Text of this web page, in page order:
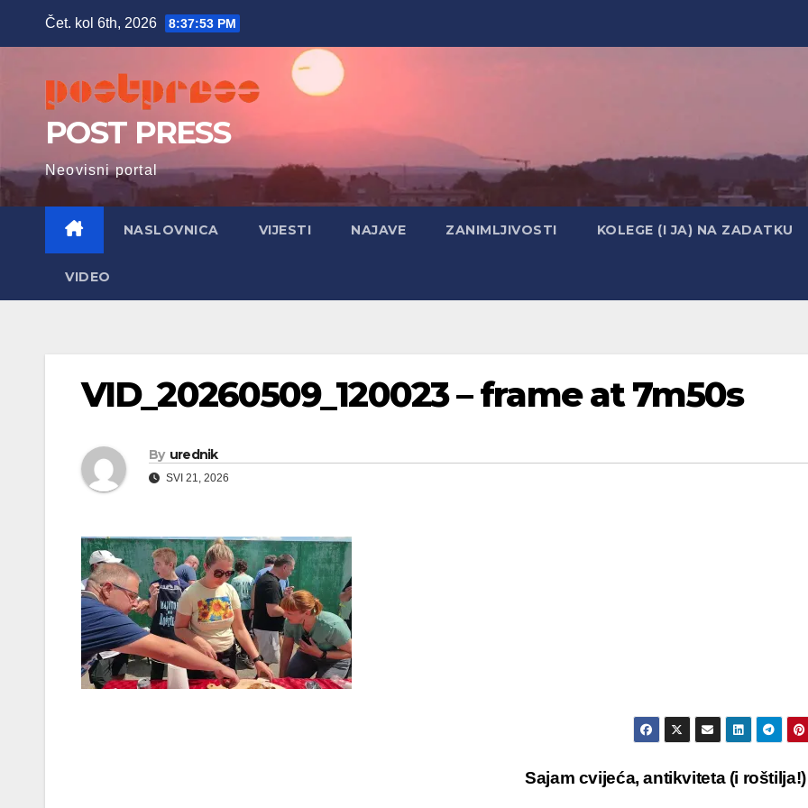
Čet. kol 6th, 2026 8:37:54 PM
POST PRESS
Neovisni portal
NASLOVNICA VIJESTI NAJAVE ZANIMLJIVOSTI KOLEGE (I JA) NA ZADATKU
VIDEO
VID_20260509_120023 – frame at 7m50s
By urednik
SVI 21, 2026
Sajam cvijeća, antikviteta (i roštilja!)